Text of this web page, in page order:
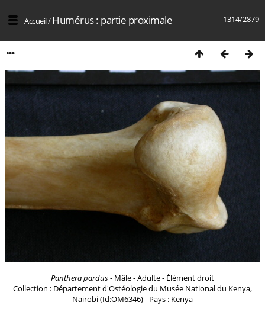
1314/2879
Accueil/Humérus : partie proximale
Panthera pardus- Mâle - Adulte - Élément droit
Collection : Département d'Ostéologie du Musée National du Kenya,
Nairobi (Id:OM6346) - Pays : Kenya